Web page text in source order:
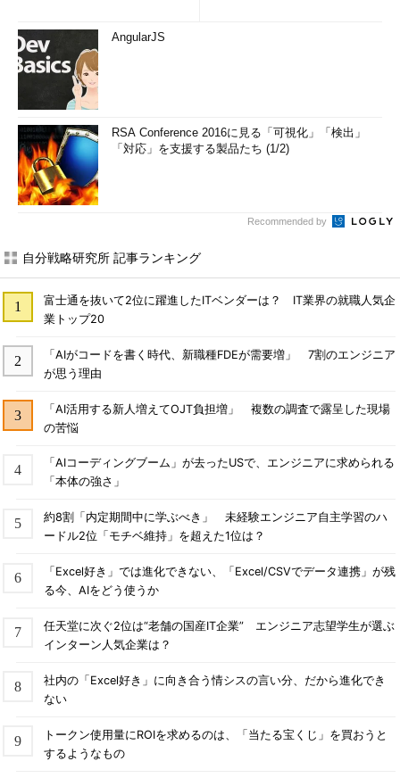
AngularJS
RSA Conference 2016に見る「可視化」「検出」
「対応」を支援する製品たち (1/2)
Recommended by
自分戦略研究所 記事ランキング
富士通を抜いて2位に躍進したITベンダーは？ IT業界の就職人気企
業トップ20
「AIがコードを書く時代、新職種FDEが需要増」 7割のエンジニア
が思う理由
「AI活用する新人増えてOJT負担増」 複数の調査で露呈した現場
の苦悩
「AIコーディングブーム」が去ったUSで、エンジニアに求められる
「本体の強さ」
約8割「内定期間中に学ぶべき」 未経験エンジニア自主学習のハ
ードル2位「モチベ維持」を超えた1位は？
「Excel好き」では進化できない、「Excel/CSVでデータ連携」が残
る今、AIをどう使うか
任天堂に次ぐ2位は“老舗の国産IT企業” エンジニア志望学生が選ぶ
インターン人気企業は？
社内の「Excel好き」に向き合う情シスの言い分、だから進化でき
ない
トークン使用量にROIを求めるのは、「当たる宝くじ」を買おうと
するようなもの